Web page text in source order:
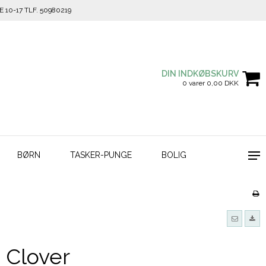
10-17 TLF. 50980219
DIN INDKØBSKURV
0 varer 0,00 DKK
BØRN TASKER-PUNGE BOLIG